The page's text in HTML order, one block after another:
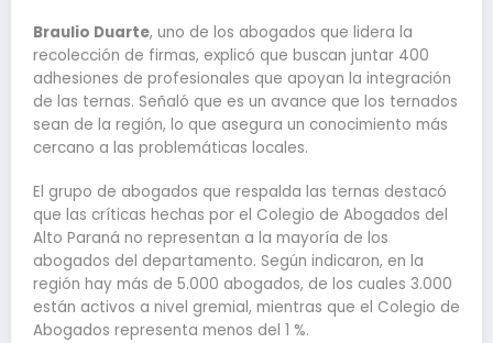
Braulio Duarte, uno de los abogados que lidera la
recolección de firmas, explicó que buscan juntar 400
adhesiones de profesionales que apoyan la integración
de las ternas. Señaló que es un avance que los ternados
sean de la región, lo que asegura un conocimiento más
cercano a las problemáticas locales.
El grupo de abogados que respalda las ternas destacó
que las críticas hechas por el Colegio de Abogados del
Alto Paraná no representan a la mayoría de los
abogados del departamento. Según indicaron, en la
región hay más de 5.000 abogados, de los cuales 3.000
están activos a nivel gremial, mientras que el Colegio de
Abogados representa menos del 1 %.